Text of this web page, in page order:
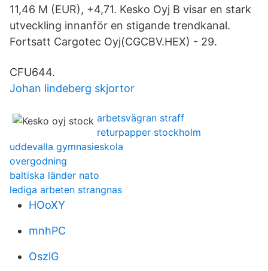
11,46 M (EUR), +4,71. Kesko Oyj B visar en stark
utveckling innanför en stigande trendkanal.
Fortsatt Cargotec Oyj(CGCBV.HEX) - 29.
CFU644.
Johan lindeberg skjortor
arbetsvägran straff
returpapper stockholm
uddevalla gymnasieskola
overgodning
baltiska länder nato
lediga arbeten strangnas
HOoXY
mnhPC
OszlG